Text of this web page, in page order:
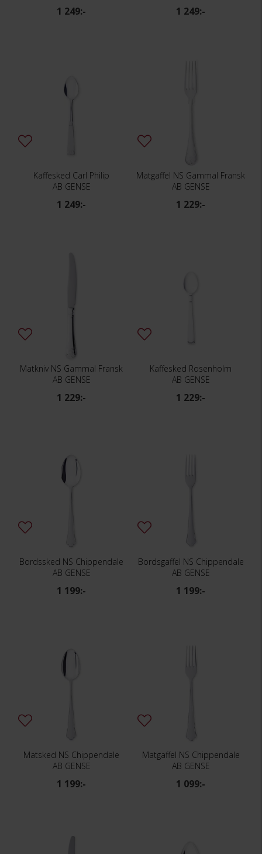
1 249:- 1 249:-
Kaffesked Carl Philip
AB GENSE
1 249:-
Matgaffel NS Gammal Fransk
AB GENSE
1 229:-
Matkniv NS Gammal Fransk
AB GENSE
1 229:-
Kaffesked Rosenholm
AB GENSE
1 229:-
Bordssked NS Chippendale
AB GENSE
1 199:-
Bordsgaffel NS Chippendale
AB GENSE
1 199:-
Matsked NS Chippendale
AB GENSE
1 199:-
Matgaffel NS Chippendale
AB GENSE
1 099:-